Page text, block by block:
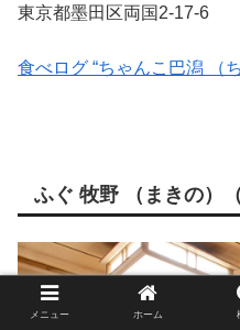
東京都墨田区両国2-17-6
食べログ “ちゃんこ巴潟 （
ふぐ 牧野 （まきの）（
メニュー ホーム